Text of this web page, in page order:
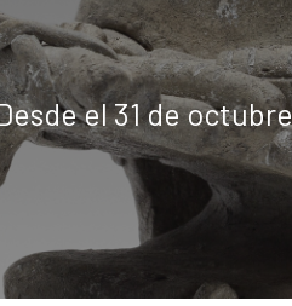
el 31 de octubre